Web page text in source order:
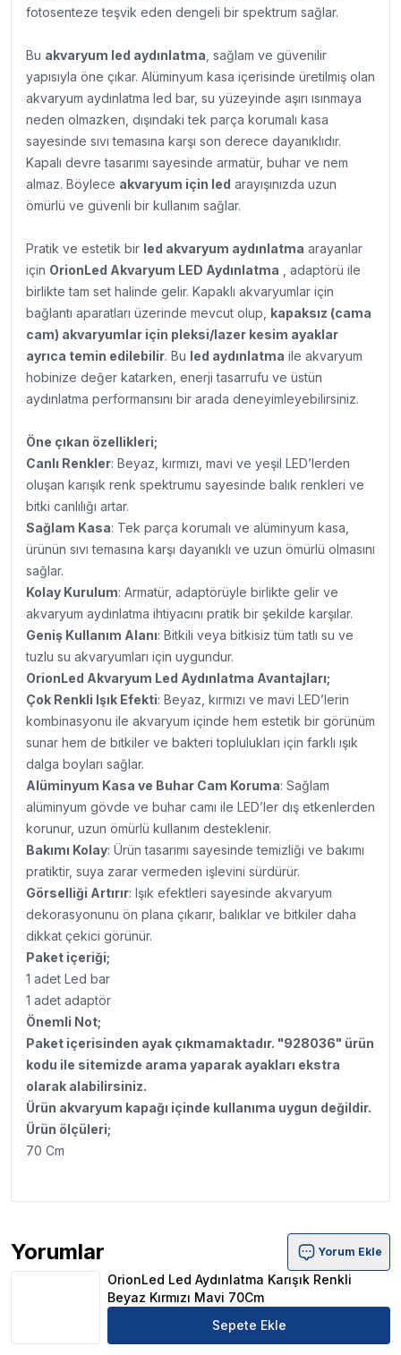
fotosenteze teşvik eden dengeli bir spektrum sağlar.
Bu akvaryum led aydınlatma , sağlam ve güvenilir
yapısıyla öne çıkar. Alüminyum kasa içerisinde üretilmiş olan
akvaryum aydınlatma led bar, su yüzeyinde aşırı ısınmaya
neden olmazken, dışındaki tek parça korumalı kasa
sayesinde sıvı temasına karşı son derece dayanıklıdır.
Kapalı devre tasarımı sayesinde armatür, buhar ve nem
almaz. Böylece akvaryum için led arayışınızda uzun
ömürlü ve güvenli bir kullanım sağlar.
Pratik ve estetik bir led akvaryum aydınlatma arayanlar
için OrionLed Akvaryum LED Aydınlatma , adaptörü ile
birlikte tam set halinde gelir. Kapaklı akvaryumlar için
bağlantı aparatları üzerinde mevcut olup, kapaksız (cama
cam) akvaryumlar için pleksi/lazer kesim ayaklar
ayrıca temin edilebilir. Bu led aydınlatma ile akvaryum
hobinize değer katarken, enerji tasarrufu ve üstün
aydınlatma performansını bir arada deneyimleyebilirsiniz.
Öne çıkan özellikleri;
Canlı Renkler: Beyaz, kırmızı, mavi ve yeşil LED’lerden
oluşan karışık renk spektrumu sayesinde balık renkleri ve
bitki canlılığı artar.
Sağlam Kasa: Tek parça korumalı ve alüminyum kasa,
ürünün sıvı temasına karşı dayanıklı ve uzun ömürlü olmasını
sağlar.
Kolay Kurulum: Armatür, adaptörüyle birlikte gelir ve
akvaryum aydınlatma ihtiyacını pratik bir şekilde karşılar.
Geniş Kullanım Alanı: Bitkili veya bitkisiz tüm tatlı su ve
tuzlu su akvaryumları için uygundur.
OrionLed Akvaryum Led Aydınlatma Avantajları;
Çok Renkli Işık Efekti: Beyaz, kırmızı ve mavi LED’lerin
kombinasyonu ile akvaryum içinde hem estetik bir görünüm
sunar hem de bitkiler ve bakteri toplulukları için farklı ışık
dalga boyları sağlar.
Alüminyum Kasa ve Buhar Cam Koruma: Sağlam
alüminyum gövde ve buhar camı ile LED’ler dış etkenlerden
korunur, uzun ömürlü kullanım desteklenir.
Bakımı Kolay: Ürün tasarımı sayesinde temizliği ve bakımı
pratiktir, suya zarar vermeden işlevini sürdürür.
Görselliği Artırır: Işık efektleri sayesinde akvaryum
dekorasyonunu ön plana çıkarır, balıklar ve bitkiler daha
dikkat çekici görünür.
Paket içeriği;
1 adet Led bar
1 adet adaptör
Önemli Not;
Paket içerisinden ayak çıkmamaktadır. "928036" ürün
kodu ile sitemizde arama yaparak ayakları ekstra
olarak alabilirsiniz.
Ürün akvaryum kapağı içinde kullanıma uygun değildir.
Ürün ölçüleri;
70 Cm
Yorumlar
OrionLed Led Aydınlatma Karışık Renkli Beyaz Kırmızı
Yorum Ekle
OrionLed Led Aydınlatma Karışık Renkli
Beyaz Kırmızı Mavi 70Cm
Sepete Ekle